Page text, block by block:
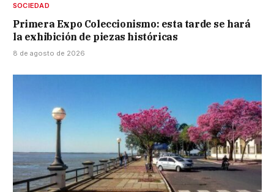
SOCIEDAD
Primera Expo Coleccionismo: esta tarde se hará
la exhibición de piezas históricas
8 de agosto de 2026